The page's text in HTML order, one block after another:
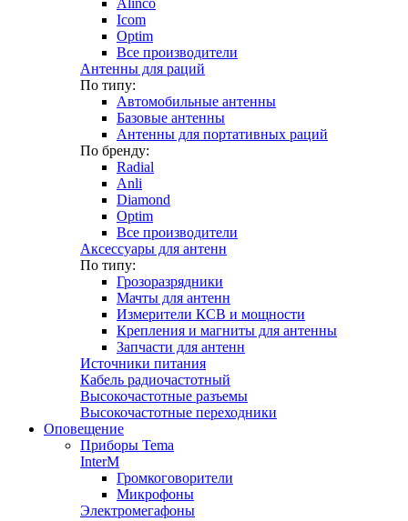
Icom
Optim
Все производители
Антенны для раций
По типу:
Автомобильные антенны
Базовые антенны
Антенны для портативных раций
По бренду:
Radial
Anli
Diamond
Optim
Все производители
Аксессуары для антенн
По типу:
Грозоразрядники
Мачты для антенн
Измерители КСВ и мощности
Крепления и магниты для антенны
Запчасти для антенн
Источники питания
Кабель радиочастотный
Высокочастотные разъемы
Высокочастотные переходники
Оповещение
Приборы Tema
InterM
Громкоговорители
Микрофоны
Электромегафоны